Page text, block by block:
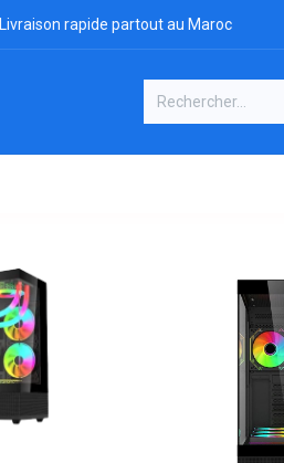
Livraison rapide partout au Maroc